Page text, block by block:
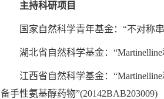
主持科研项目
国家自然科学青年基金：“不对称
湖北省自然科学基金：
江西省自然科学基金：
备手性氨基醇药物”(20142BAB203009)